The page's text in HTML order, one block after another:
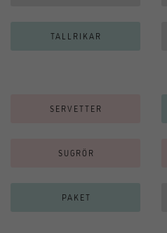
TALLRIKAR
SERVETTER
SUGRÖR
PAKET